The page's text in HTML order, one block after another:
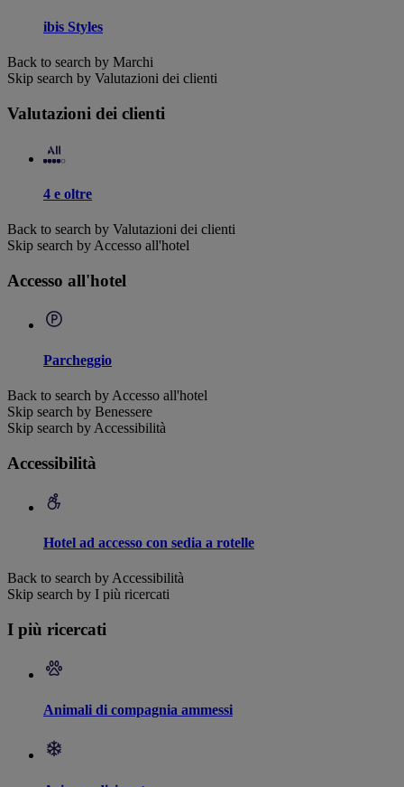
ibis Styles
Back to search by Marchi
Skip search by Valutazioni dei clienti
Valutazioni dei clienti
4 e oltre
Back to search by Valutazioni dei clienti
Skip search by Accesso all'hotel
Accesso all'hotel
Parcheggio
Back to search by Accesso all'hotel
Skip search by Benessere
Skip search by Accessibilità
Accessibilità
Hotel ad accesso con sedia a rotelle
Back to search by Accessibilità
Skip search by I più ricercati
I più ricercati
Animali di compagnia ammessi